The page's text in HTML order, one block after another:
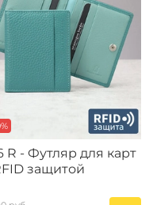
R - Футляр для карт
защитой